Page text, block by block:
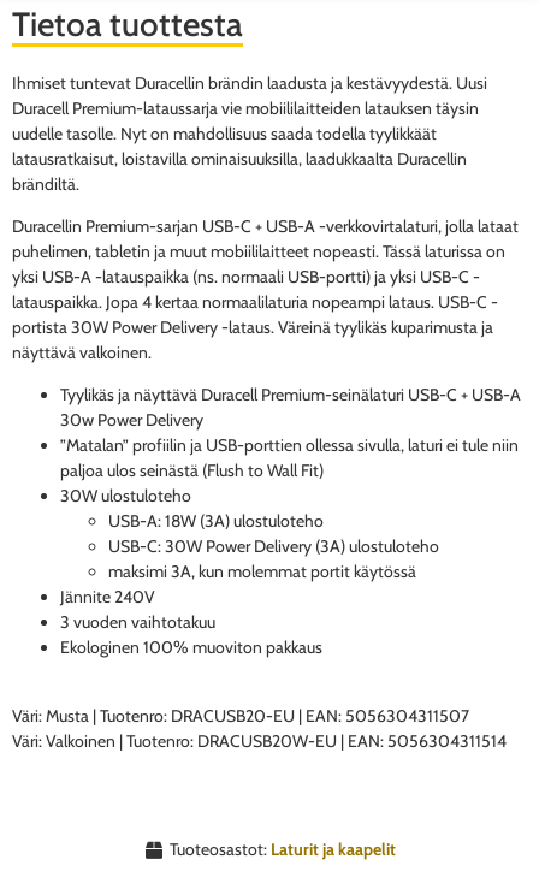
Tietoa tuottesta
Ihmiset tuntevat Duracellin brändin laadusta ja kestävyydestä. Uusi
Duracell Premium-lataussarja vie mobiililaitteiden latauksen täysin
uudelle tasolle. Nyt on mahdollisuus saada todella tyylikkäät
latausratkaisut, loistavilla ominaisuuksilla, laadukkaalta Duracellin
brändiltä.
Duracellin Premium-sarjan USB-C + USB-A -verkkovirtalaturi, jolla lataat
puhelimen, tabletin ja muut mobiililaitteet nopeasti. Tässä laturissa on
yksi USB-A -latauspaikka (ns. normaali USB-portti) ja yksi USB-C -
latauspaikka. Jopa 4 kertaa normaalilaturia nopeampi lataus. USB-C -
portista 30W Power Delivery -lataus. Väreinä tyylikäs kuparimusta ja
näyttävä valkoinen.
Tyylikäs ja näyttävä Duracell Premium-seinälaturi USB-C + USB-A
30w Power Delivery
”Matalan” profiilin ja USB-porttien ollessa sivulla, laturi ei tule niin
paljoa ulos seinästä (Flush to Wall Fit)
30W ulostuloteho
USB-A: 18W (3A) ulostuloteho
USB-C: 30W Power Delivery (3A) ulostuloteho
maksimi 3A, kun molemmat portit käytössä
Jännite 240V
3 vuoden vaihtotakuu
Ekologinen 100% muoviton pakkaus
Väri: Musta | Tuotenro: DRACUSB20-EU | EAN: 5056304311507
Väri: Valkoinen | Tuotenro: DRACUSB20W-EU | EAN: 5056304311514
Tuoteosastot: Laturit ja kaapelit